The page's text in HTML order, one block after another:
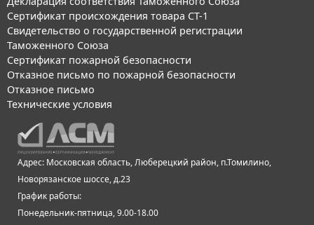
Сертификат происхождения товара СТ-1
Свидетельство о государственной регистрации
Таможенного Союза
Сертификат пожарной безопасности
Отказное письмо по пожарной безопасности
Отказное письмо
Технические условия
Адрес: Московская область, Люберецкий район, п.Томилино,
Новорязанское шоссе, д.23
График работы:
Понедельник-пятница, 9.00-18.00